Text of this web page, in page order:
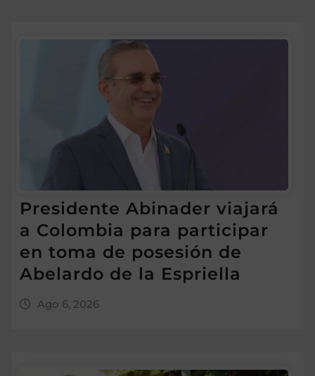
Presidente Abinader viajará
a Colombia para participar
en toma de posesión de
Abelardo de la Espriella
Ago 6, 2026